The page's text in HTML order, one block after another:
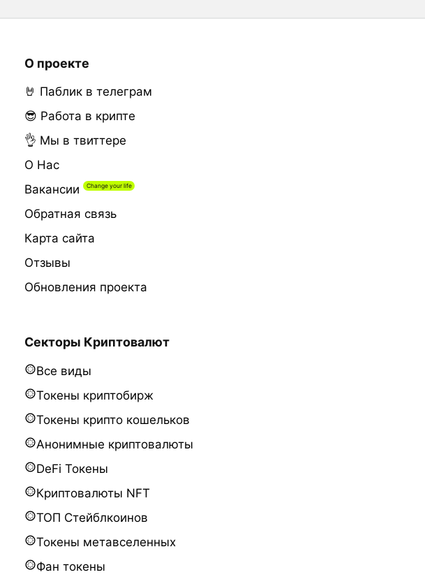
О проекте
🤘 Паблик в телеграм
😎 Работа в крипте
👌 Мы в твиттере
О Нас
Вакансии
Обратная связь
Карта сайта
Отзывы
Обновления проекта
Секторы Криптовалют
Все виды
Токены криптобирж
Токены крипто кошельков
Анонимные криптовалюты
DeFi Токены
Криптовалюты NFT
ТОП Стейблкоинов
Токены метавселенных
Фан токены